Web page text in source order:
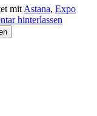
mit Astana, Expo
hinterlassen